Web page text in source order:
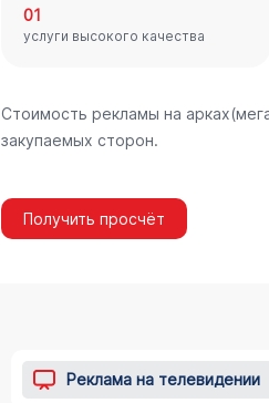
01
услуги высокого качества
Стоимость рекламы на
закупаемых сторон.
Получить просчёт
Реклама на телевидении